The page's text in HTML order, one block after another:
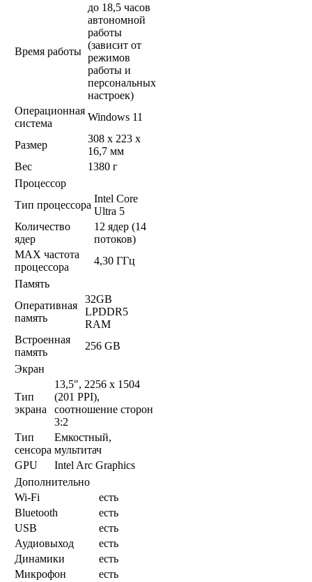
Время работы
до 18,5 часов
автономной
работы
(зависит от
режимов
работы и
персональных
настроек)
Операционная
система
Windows 11
Размер
308 x 223 x
16,7 мм
Вес
1380 г
Процессор
Тип процессора
Intel Core
Ultra 5
Количество
ядер
12 ядер (14
потоков)
MAX частота
процессора
4,30 ГГц
Память
Оперативная
память
32GB
LPDDR5
RAM
Встроенная
память
256 GB
Экран
Тип
экрана
13,5", 2256 x 1504
(201 PPI),
соотношение сторон
3:2
Тип
сенсора
Емкостный,
мультитач
GPU
Intel Arc Graphics
Дополнительно
Wi-Fi
есть
Bluetooth
есть
USB
есть
Аудиовыход
есть
Динамики
есть
Микрофон
есть